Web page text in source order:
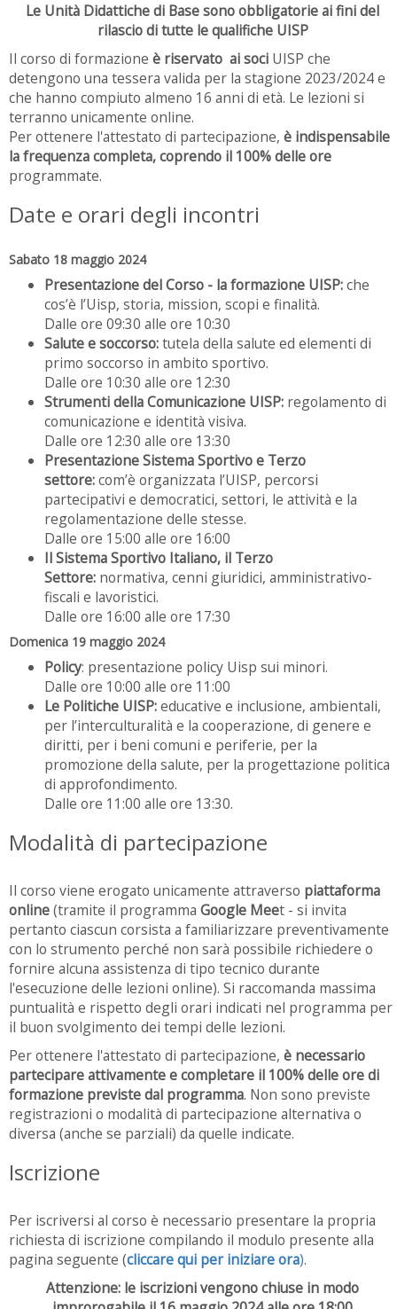
Le Unità Didattiche di Base sono obbligatorie ai fini del
rilascio di tutte le qualifiche UISP
Il corso di formazione è riservato ai soci UISP che
detengono una tessera valida per la stagione 2023/2024 e
che hanno compiuto almeno 16 anni di età. Le lezioni si
terranno unicamente online.
Per ottenere l'attestato di partecipazione, è indispensabile
la frequenza completa, coprendo il 100% delle ore
programmate.
Date e orari degli incontri
Sabato 18 maggio 2024
Presentazione del Corso - la formazione UISP:che
cos’è l’Uisp, storia, mission, scopi e finalità.
Dalle ore 09:30 alle ore 10:30
Salute e soccorso:tutela della salute ed elementi di
primo soccorso in ambito sportivo.
Dalle ore 10:30 alle ore 12:30
Strumenti della Comunicazione UISP: regolamento di
comunicazione e identità visiva.
Dalle ore 12:30 alle ore 13:30
Presentazione Sistema Sportivo e Terzo
settore:com’è organizzata l’UISP, percorsi
partecipativi e democratici, settori, le attività e la
regolamentazione delle stesse.
Dalle ore 15:00 alle ore 16:00
Il Sistema Sportivo Italiano, il Terzo
Settore: normativa, cenni giuridici, amministrativo-
fiscali e lavoristici.
Dalle ore 16:00 alle ore 17:30
Domenica 19 maggio 2024
Policy: presentazione policy Uisp sui minori.
Dalle ore 10:00 alle ore 11:00
Le Politiche UISP:educative e inclusione, ambientali,
per l’interculturalità e la cooperazione, di genere e
diritti, per i beni comuni e periferie, per la
promozione della salute, per la progettazione politica
di approfondimento.
Dalle ore 11:00 alle ore 13:30.
Modalità di partecipazione
Il corso viene erogato unicamente attraverso piattaforma
online(tramite il programma Google Meet - si invita
pertanto ciascun corsista a familiarizzare preventivamente
con lo strumento perché non sarà possibile richiedere o
fornire alcuna assistenza di tipo tecnico durante
l'esecuzione delle lezioni online). Si raccomanda massima
puntualità e rispetto degli orari indicati nel programma per
il buon svolgimento dei tempi delle lezioni.
Per ottenere l'attestato di partecipazione, è necessario
partecipare attivamente e completare il 100% delle ore di
formazione previste dal programma. Non sono previste
registrazioni o modalità di partecipazione alternativa o
diversa (anche se parziali) da quelle indicate.
Iscrizione
Per iscriversi al corso è necessario presentare la propria
richiesta di iscrizione compilando il modulo presente alla
pagina seguente (cliccare qui per iniziare ora).
Attenzione: le iscrizioni vengono chiuse in modo